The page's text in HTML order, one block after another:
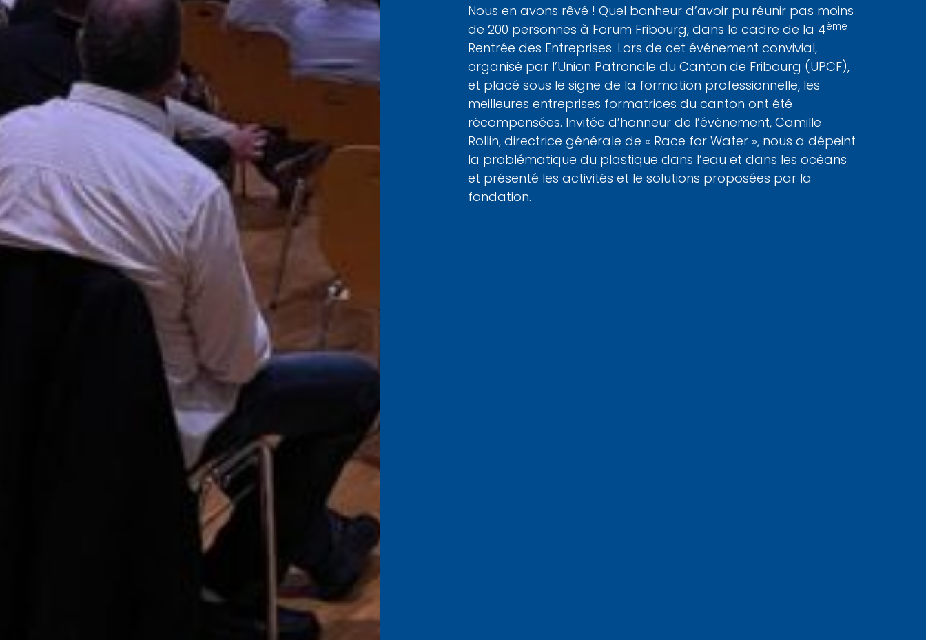
Nous en avons rêvé ! Quel bonheur d’avoir pu réunir pas moins
de 200 personnes à Forum Fribourg, dans le cadre de la 4ème
Rentrée des Entreprises. Lors de cet événement convivial,
organisé par l’Union Patronale du Canton de Fribourg (UPCF),
et placé sous le signe de la formation professionnelle, les
meilleures entreprises formatrices du canton ont été
récompensées. Invitée d’honneur de l’événement, Camille
Rollin, directrice générale de « Race for Water », nous a dépeint
la problématique du plastique dans l’eau et dans les océans
et présenté les activités et le solutions proposées par la
fondation.